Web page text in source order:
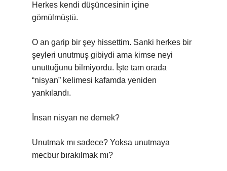
Herkes kendi düşüncesinin içine
gömülmüştü.
O an garip bir şey hissettim. Sanki herkes bir
şeyleri unutmuş gibiydi ama kimse neyi
unuttuğunu bilmiyordu. İşte tam orada
“nisyan” kelimesi kafamda yeniden
yankılandı.
İnsan nisyan ne demek?
Unutmak mı sadece? Yoksa unutmaya
mecbur bırakılmak mı?